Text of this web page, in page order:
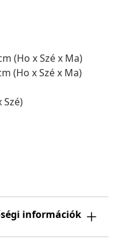
(Ho x Szé x Ma)
(Ho x Szé x Ma)
Szé)
információk